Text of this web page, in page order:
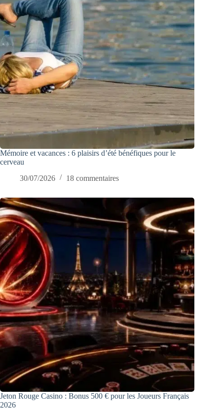
Mémoire et vacances : 6 plaisirs d’été bénéfiques pour le
cerveau
30/07/2026
18 commentaires
Jeton Rouge Casino : Bonus 500 € pour les Joueurs Français
2026